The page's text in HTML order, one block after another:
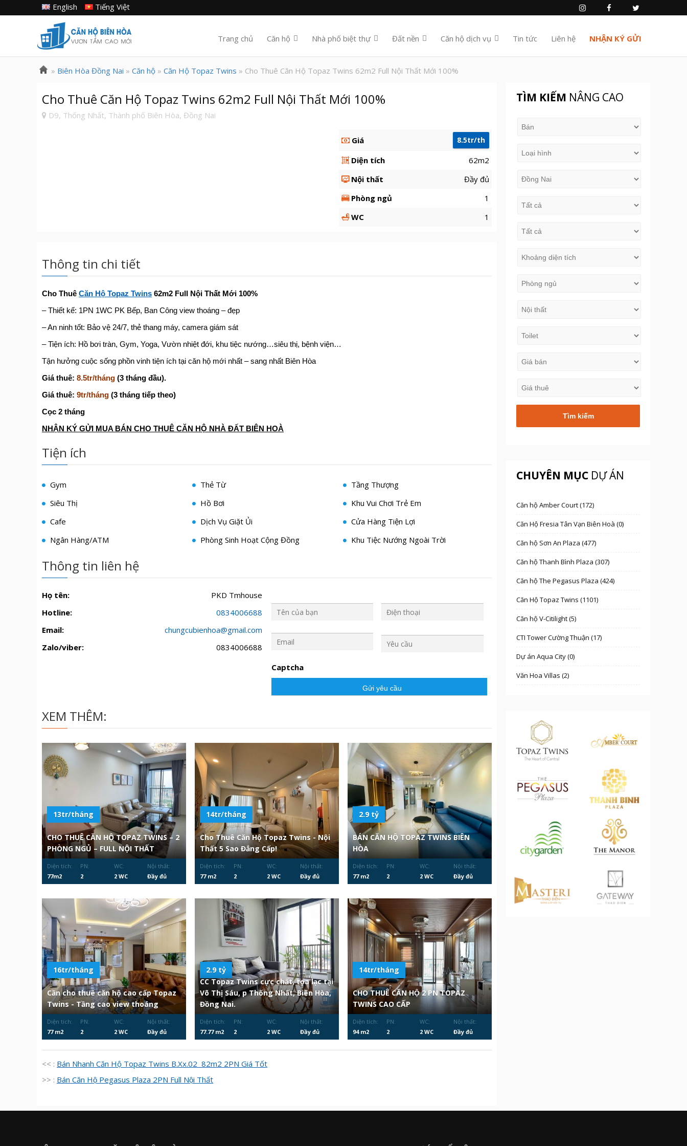
Tiếng Việt
English
Trang chủ Căn hộ Nhà phố biệt thự Đất nền Căn hộ dịch vụ Tin tức Liên hệ NHẬN KÝ GỬI
» Biên Hòa Đồng Nai » Căn hộ » Căn Hộ Topaz Twins » Cho Thuê Căn Hộ Topaz Twins 62m2 Full Nội Thất Mới 100%
Cho Thuê Căn Hộ Topaz Twins 62m2 Full Nội Thất Mới 100%
D9, Thống Nhất, Thành phố Biên Hòa, Đồng Nai
Giá 8.5tr/th
Diện tích
62m2
Nội thất
Đầy đủ
Phòng ngủ
1
WC
1
Thông tin chi tiết
Cho Thuê Căn Hộ Topaz Twins 62m2 Full Nội Thất Mới 100%
– Thiết kế: 1PN 1WC PK Bếp, Ban Công view thoáng – đẹp
– An ninh tốt: Bảo vệ 24/7, thẻ thang máy, camera giám sát
– Tiện ích: Hồ bơi tràn, Gym, Yoga, Vườn nhiệt đới, khu tiệc nướng…siêu thị, bệnh viện…
Tận hưởng cuộc sống phồn vinh tiện ích tại căn hộ mới nhất – sang nhất Biên Hòa
Giá thuê: 8.5tr/tháng (3 tháng đầu).
Giá thuê: 9tr/tháng (3 tháng tiếp theo)
Cọc 2 tháng
NHẬN KÝ GỬI MUA BÁN CHO THUÊ CĂN HỘ NHÀ ĐẤT BIÊN HOÀ
Tiện ích
Gym Thẻ Từ
Tầng Thượng
Siêu Thị
Hồ Bơi
Khu Vui Chơi Trẻ Em
Cafe
Dịch Vụ Giặt Ủi
Cửa Hàng Tiện Lợi
Ngân Hàng/ATM
Phòng Sinh Hoạt Cộng Đồng Khu Tiệc Nướng Ngoài Trời
Thông tin liên hệ
Họ tên:
PKD Tmhouse
Hotline:
0834006688
Email:
chungcubienhoa@gmail.com
Zalo/viber:
0834006688
Y
Captcha
XEM THÊM:
13tr/tháng
CHO THUÊ CĂN HỘ TOPAZ TWINS – 2
PHÒNG NGỦ – FULL NỘI THẤT
Diện tích:
77m2
PN:
2
WC:
2 WC
Nội thất:
Đầy đủ
14tr/tháng
Cho Thuê Căn Hộ Topaz Twins - Nội
Thất 5 Sao Đẳng Cấp!
Diện tích:
77 m2
PN:
2
WC:
2 WC
Nội thất:
Đầy đủ
2.9 tỷ
BÁN CĂN HỘ TOPAZ TWINS BIÊN
HÒA
Diện tích:
77 m2
PN:
2
WC:
2 WC
Nội thất:
Đầy đủ
16tr/tháng
Cần cho thuê căn hộ cao cấp Topaz
Twins - Tầng cao view thoáng
Diện tích:
77 m2
PN:
2
WC:
2 WC
Nội thất:
Đầy đủ
2.9 tỷ
CC Topaz Twins cực chất, tọa lạc tại
Võ Thị Sáu, p Thống Nhất, Biên Hòa,
Đồng Nai.
Diện tích:
77.77 m2
PN:
2
WC:
2 WC
Nội thất:
Đầy đủ
14tr/tháng
CHO THUÊ CĂN HỘ 2 PN TOPAZ
TWINS CAO CẤP
Diện tích:
94 m2
PN:
2
WC:
2 WC
Nội thất:
Đầy đủ
<< : Bán Nhanh Căn Hộ Topaz Twins B.Xx.02 82m2 2PN Giá Tốt
>> : Bán Căn Hộ Pegasus Plaza 2PN Full Nội Thất
TÌM KIẾM NÂNG CAO
CHUYÊN MỤC DỰ ÁN
Căn hộ Amber Court (172)
Căn Hộ Fresia Tân Vạn Biên Hoà (0)
Căn hộ Sơn An Plaza (477)
Căn hộ Thanh Bình Plaza (307)
Căn hộ The Pegasus Plaza (424)
Căn Hộ Topaz Twins (1101)
Căn hộ V-Citilight (5)
CTI Tower Cường Thuận (17)
Dự án Aqua City (0)
Văn Hoa Villas (2)